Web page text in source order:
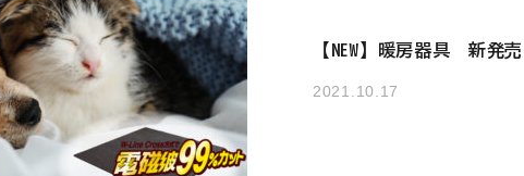
【NEW】暖房器具 新発
2021.10.17